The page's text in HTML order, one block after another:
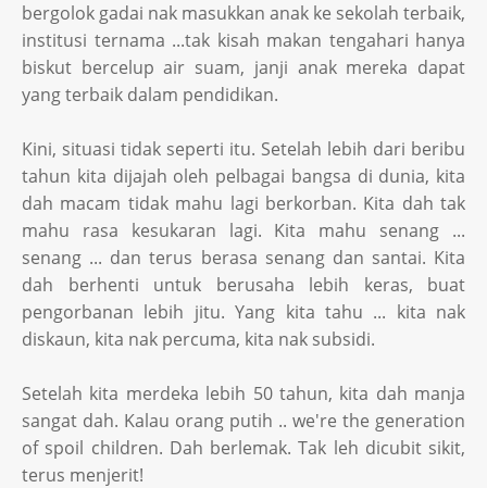
bergolok gadai nak masukkan anak ke sekolah terbaik,
institusi ternama ...tak kisah makan tengahari hanya
biskut bercelup air suam, janji anak mereka dapat
yang terbaik dalam pendidikan.
Kini, situasi tidak seperti itu. Setelah lebih dari beribu
tahun kita dijajah oleh pelbagai bangsa di dunia, kita
dah macam tidak mahu lagi berkorban. Kita dah tak
mahu rasa kesukaran lagi. Kita mahu senang ...
senang ... dan terus berasa senang dan santai. Kita
dah berhenti untuk berusaha lebih keras, buat
pengorbanan lebih jitu. Yang kita tahu ... kita nak
diskaun, kita nak percuma, kita nak subsidi.
Setelah kita merdeka lebih 50 tahun, kita dah manja
sangat dah. Kalau orang putih .. we're the generation
of spoil children. Dah berlemak. Tak leh dicubit sikit,
terus menjerit!